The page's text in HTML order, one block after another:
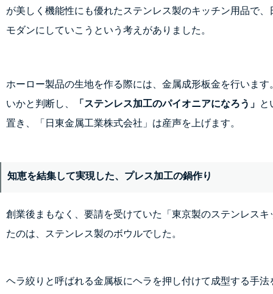
が美しく機能性にも優れたステンレス製のキッチン用品で、
モダンにしていこうという考えがありました。
ホーロー製品の生地を作る際には、金属成形板金を行いま
いかと判断し、
「ステンレス加工のパイオニアになろう」 と
置き、「日東金属工業株式会社」は産声を上げます。
知恵を結集して実現した、プレス加工の鍋作り
創業後まもなく、要請を受けていた「東京製のステンレス
たのは、ステンレス製のボウルでした。
ヘラ絞りと呼ばれる金属板にヘラを押し付けて成型する手法